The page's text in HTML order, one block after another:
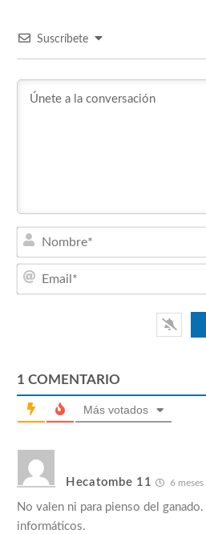
Suscríbete
1 COMENTARIO
Más votados
Hecatombe 11 6 meses
No valen ni para pienso del
informáticos.